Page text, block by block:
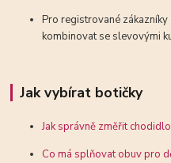
Pro registrované zákazníky
kombinovat se slevovými
Jak vybírat botičky
Jak správně změřit chodidlo
Co má splňovat obuv pro